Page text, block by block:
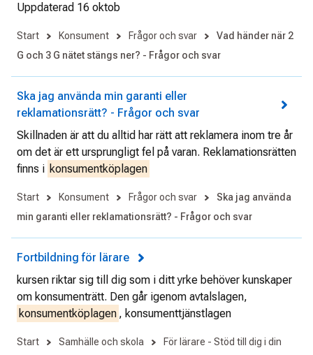
Uppdaterad 16 oktob
Start Konsument Frågor och svar
Vad händer när 2
G och 3 G nätet stängs ner? - Frågor och svar
Ska jag använda min garanti eller
reklamationsrätt? - Frågor och svar
Skillnaden är att du alltid har rätt att reklamera inom tre år
om det är ett ursprungligt fel på varan. Reklamationsrätten
finns i konsumentköplagen
Start Konsument Frågor och svar
Ska jag använda
min garanti eller reklamationsrätt? - Frågor och svar
Fortbildning för lärare
kursen riktar sig till dig som i ditt yrke behöver kunskaper
om konsumenträtt. Den går igenom avtalslagen,
konsumentköplagen , konsumenttjänstlagen
Start Samhälle och skola
För lärare - Stöd till dig i din